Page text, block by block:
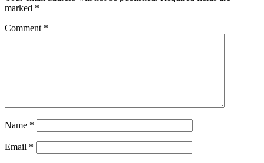
marked *
Comment *
Name *
Email *